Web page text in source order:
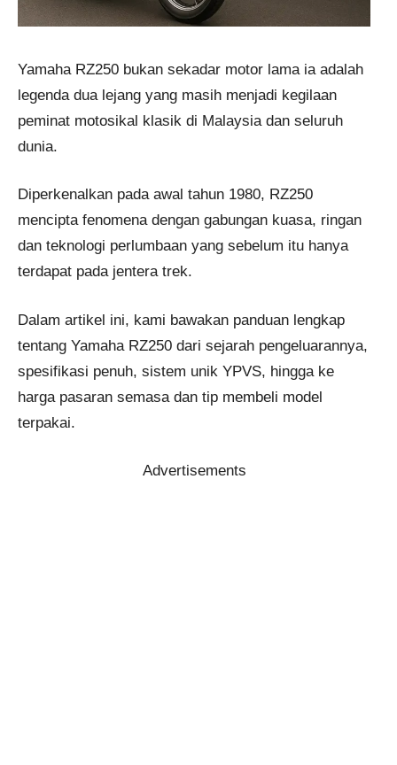
Yamaha RZ250 bukan sekadar motor lama ia adalah
legenda dua lejang yang masih menjadi kegilaan
peminat motosikal klasik di Malaysia dan seluruh
dunia.
Diperkenalkan pada awal tahun 1980, RZ250
mencipta fenomena dengan gabungan kuasa, ringan
dan teknologi perlumbaan yang sebelum itu hanya
terdapat pada jentera trek.
Dalam artikel ini, kami bawakan panduan lengkap
tentang Yamaha RZ250 dari sejarah pengeluarannya,
spesifikasi penuh, sistem unik YPVS, hingga ke
harga pasaran semasa dan tip membeli model
terpakai.
Advertisements